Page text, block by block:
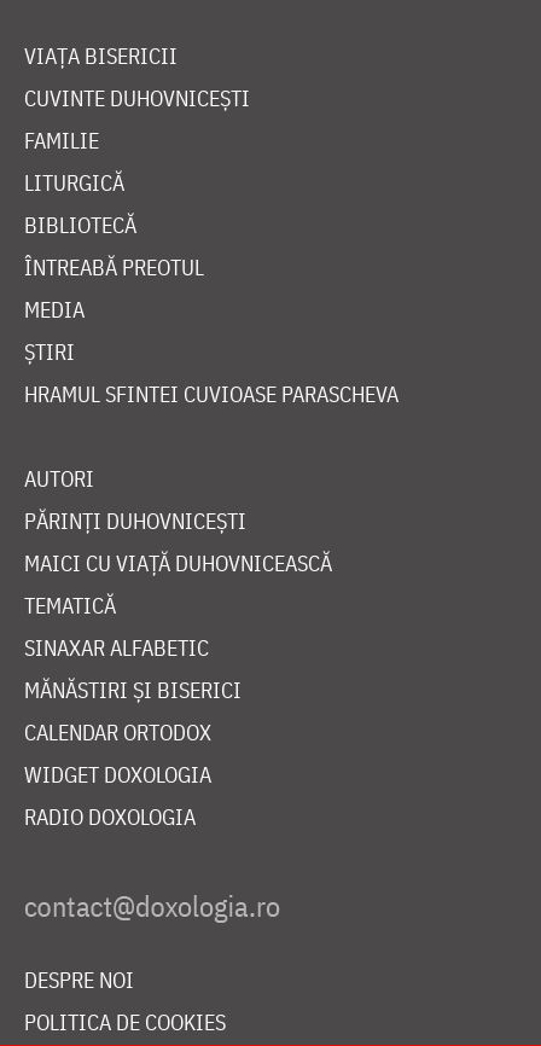
VIAȚA BISERICII
CUVINTE DUHOVNICEȘTI
FAMILIE
LITURGICĂ
BIBLIOTECĂ
ÎNTREABĂ PREOTUL
MEDIA
ȘTIRI
HRAMUL SFINTEI CUVIOASE PARASCHEVA
AUTORI
PĂRINȚI DUHOVNICEȘTI
MAICI CU VIAȚĂ DUHOVNICEASCĂ
TEMATICĂ
SINAXAR ALFABETIC
MĂNĂSTIRI ȘI BISERICI
CALENDAR ORTODOX
WIDGET DOXOLOGIA
RADIO DOXOLOGIA
DESPRE NOI
POLITICA DE COOKIES